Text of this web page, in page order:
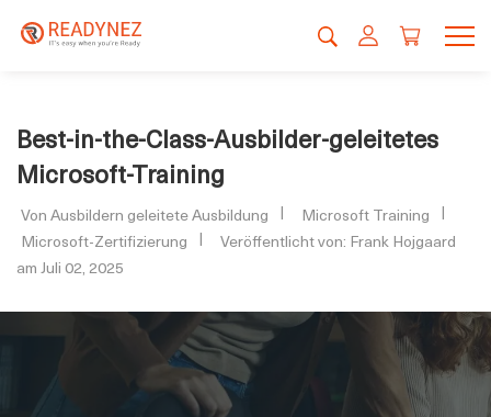
Best-in-the-Class-Ausbilder-geleitetes
Microsoft-Training
Von Ausbildern geleitete Ausbildung
Microsoft Training
Microsoft-Zertifizierung
Veröffentlicht von: Frank Hojgaard
am Juli 02, 2025